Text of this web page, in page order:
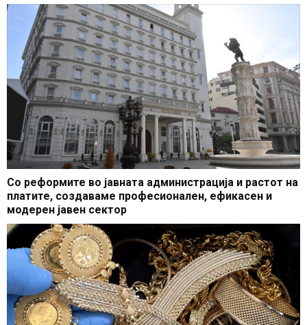
Со реформите во јавната администрација и растот на
платите, создаваме професионален, ефикасен и
модерен јавен сектор